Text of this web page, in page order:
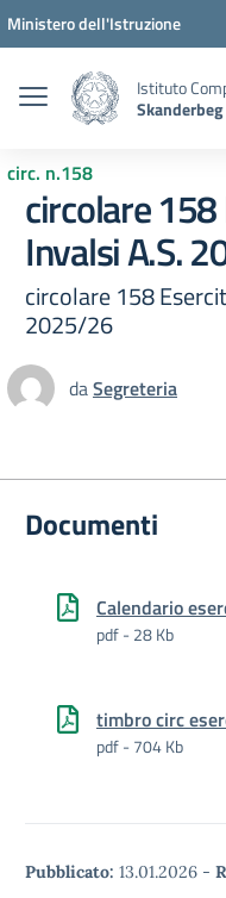
Vai ai contenuti
Vai al menu di navigazione
Vai al footer
Ministero dell'Istruzione
Istituto
Skanderbeg
circ. n.158
circolare
Invalsi A.S.
circolare 158
2025/26
daSegreteria
Documenti
Calendario
pdf - 28 Kb
timbro circ
pdf - 704 Kb
Pubblicato: 13.01.2026 -